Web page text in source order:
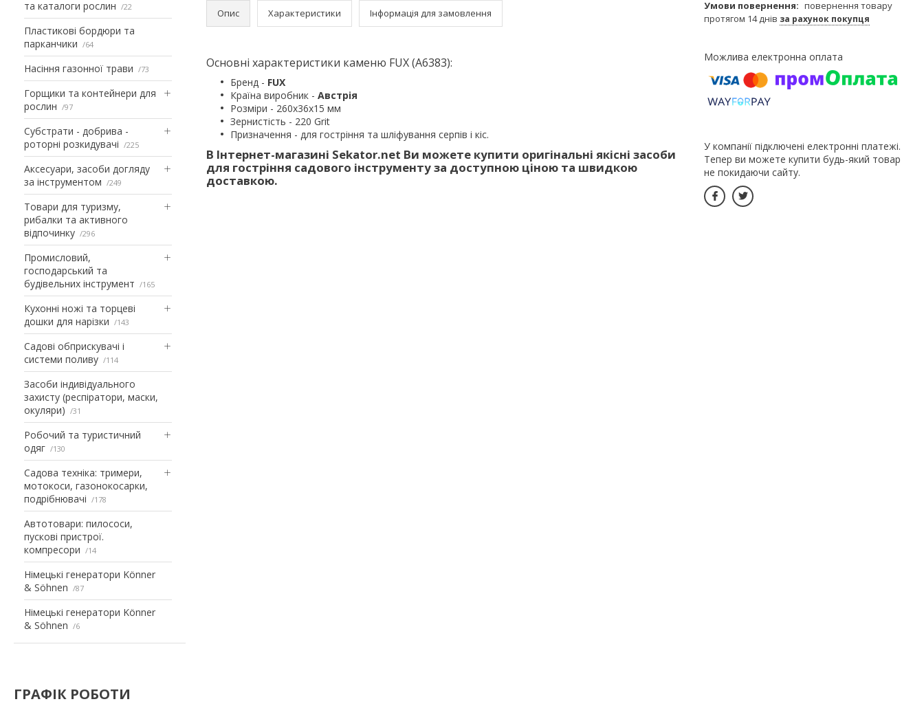
та каталоги рослин
22
Пластикові бордюри та
парканчики
64
Насіння газонної трави 73
Горщики та контейнери для
рослин
97
Субстрати - добрива -
роторні розкидувачі
225
Аксесуари, засоби догляду
за інструментом
249
Товари для туризму,
рибалки та активного
відпочинку
296
Промисловий,
господарський та
будівельних інструмент
165
Кухонні ножі та торцеві
дошки для нарізки
143
Садові обприскувачі і
системи поливу
114
Засоби індивідуального
захисту (респіратори, маски,
окуляри)
31
Робочий та туристичний
одяг
130
Садова техніка: тримери,
мотокоси, газонокосарки,
подрібнювачі
178
Автотовари: пилососи,
пускові пристрої.
компресори
14
Німецькі генератори Könner
& Söhnen
87
Німецькі генератори Könner
& Söhnen
6
ГРАФІК РОБОТИ
Опис Характеристики Інформація для замовлення
Основні характеристики каменю FUX (A6383):
Бренд - FUX
Країна виробник - Австрія
Розміри - 260x36x15 мм
Зернистість - 220 Grit
Призначення - для гостріння та шліфування серпів і кіс.
В Інтернет-магазині Sekator.net Ви можете купити оригінальні якісні засоби
для гостріння садового інструменту за доступною ціною та швидкою
доставкою.
повернення товару
протягом 14 днів за рахунок покупця
У компанії підключені електронні платежі.
Тепер ви можете купити будь-який товар
не покидаючи сайту.